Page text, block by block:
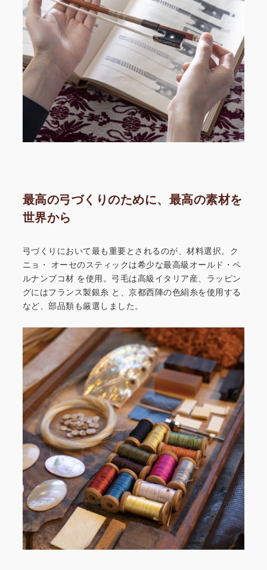
最高の弓づくりのために、最高の素材を
世界から
弓づくりにおいて最も重要とされるのが、材料選択。ク
ニョ・ オーセのスティックは希少な最高級オールド・ペ
ルナンブコ材 を使用。弓毛は高級イタリア産、ラッピン
グにはフランス製銀糸 と、京都西陣の色絹糸を使用する
など、部品類も厳選しました。